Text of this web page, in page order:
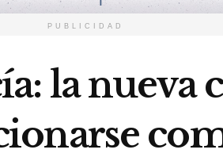
PUBLICIDAD
la nueva